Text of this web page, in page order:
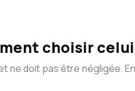
choisir
ne doit pas être négligée.